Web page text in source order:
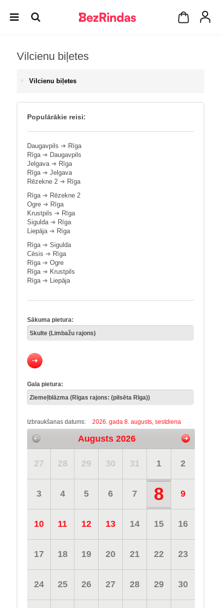
Vilcienu biļetes
Vilcienu biļetes
Populārākie reisi:
Daugavpils ➔ Rīga
Rīga➔ Daugavpils
Jelgava➔ Rīga
Rīga➔ Jelgava
Rēzekne 2 ➔ Rīga
Rīga➔ Rēzekne 2
Ogre ➔ Rīga
Krustpils ➔ Rīga
Sigulda➔ Rīga
Liepāja➔ Rīga
Rīga➔ Sigulda
Cēsis ➔ Rīga
Rīga➔ Ogre
Rīga➔ Krustpils
Rīga➔ Liepāja
Sākuma pietura:
Gala pietura:
Izbraukšanas datums: 2026. gada 8. augusts, sestdiena
Augusts 2026
27 28 29 30 31 1 2
3 4 5 6 7 8 9
10 11 12 13 14 15 16
17 18 19 20 21 22 23
24 25 26 27 28 29 30